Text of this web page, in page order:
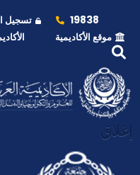
19838 تسجيل
موقع الأكاديمية
إغلاق